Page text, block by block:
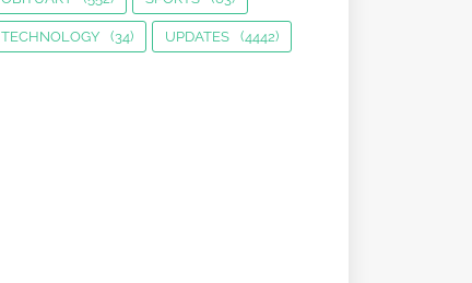
TECHNOLOGY (34) UPDATES (4442)